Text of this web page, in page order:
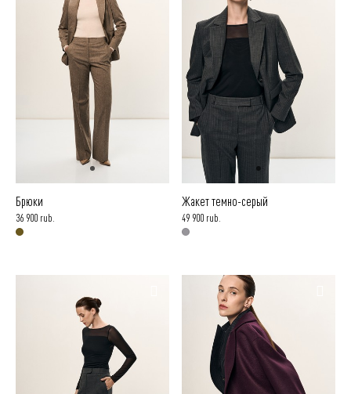
Брюки
36 900 rub.
Жакет темно-серый
49 900 rub.